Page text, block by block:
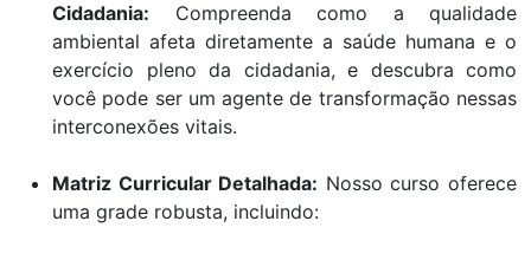
Cidadania: Compreenda como a qualidade
ambiental afeta diretamente a saúde humana e o
exercício pleno da cidadania, e descubra como
você pode ser um agente de transformação nessas
interconexões vitais.
Matriz Curricular Detalhada: Nosso curso oferece
uma grade robusta, incluindo: